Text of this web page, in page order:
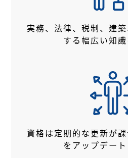
実務、法律、税制、建
する幅広い知
資格は定期的な更新が課
をアップデー